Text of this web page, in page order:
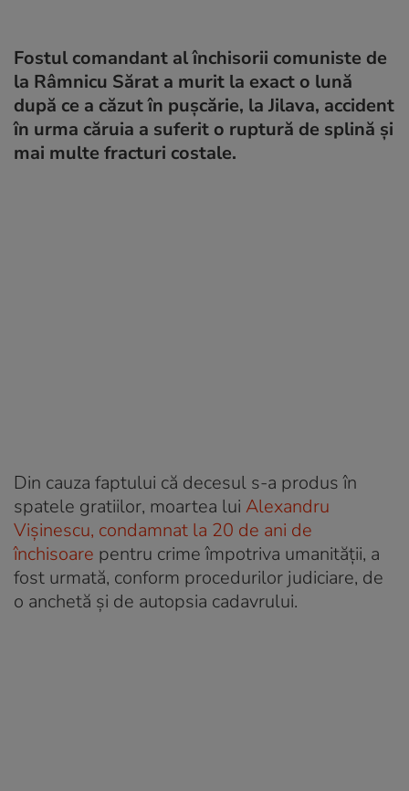
Fostul comandant al închisorii comuniste de
la Râmnicu Sărat a murit la exact o lună
după ce a căzut în pușcărie, la Jilava, accident
în urma căruia a suferit o ruptură de splină și
mai multe fracturi costale.
Din cauza faptului că decesul s-a produs în
spatele gratiilor, moartea lui Alexandru
Vișinescu, condamnat la 20 de ani de
închisoare pentru crime împotriva umanității, a
fost urmată, conform procedurilor judiciare, de
o anchetă și de autopsia cadavrului.